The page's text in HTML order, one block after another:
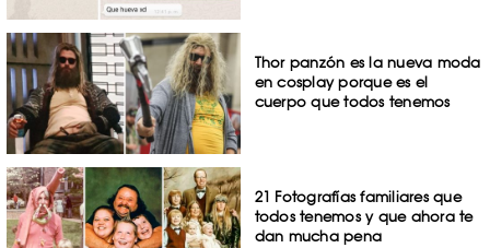
Thor panzón es la nueva moda
en cosplay porque es el
cuerpo que todos tenemos
21 Fotografías familiares que
todos tenemos y que ahora te
dan mucha pena